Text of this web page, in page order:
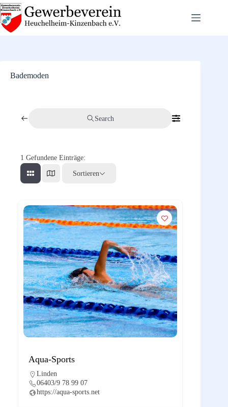
Zum
Inhalt
springen
Bademoden
Search
1 Gefundene Einträge:
Sortieren
Aqua-Sports
Linden
06403/9 78 99 07
https://aqua-sports.net